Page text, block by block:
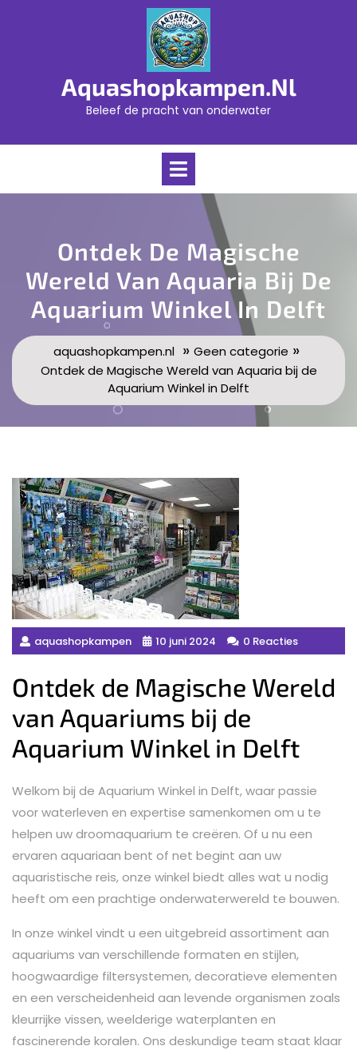
Aquashopkampen.nl
Beleef de pracht van onderwater
Open
Ontdek De Magische
Wereld Van Aquaria Bij De
Aquarium Winkel In Delft
aquashopkampen.nl » Geen categorie »
Ontdek de Magische Wereld van Aquaria bij de
Aquarium Winkel in Delft
aquashopkampen 10 juni 2024 0 Reacties
Ontdek de Magische Wereld
van Aquariums bij de
Aquarium Winkel in Delft
Welkom bij de Aquarium Winkel in Delft, waar passie
voor waterleven en expertise samenkomen om u te
helpen uw droomaquarium te creëren. Of u nu een
ervaren aquariaan bent of net begint aan uw
aquaristische reis, onze winkel biedt alles wat u nodig
heeft om een prachtige onderwaterwereld te bouwen.
In onze winkel vindt u een uitgebreid assortiment aan
aquariums van verschillende formaten en stijlen,
hoogwaardige filtersystemen, decoratieve elementen
en een verscheidenheid aan levende organismen zoals
kleurrijke vissen, weelderige waterplanten en
fascinerende koralen. Ons deskundige team staat klaar